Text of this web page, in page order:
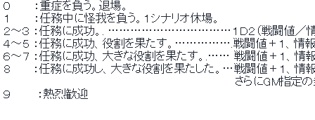
０　　　：重症を負う。退場。
１　　　：任務中に怪我を負う。１シナリオ休場。
２～３ ：任務に成功。. ……………………………１Ｄ２（戦闘値／情
４～５ ：任務に成功、役割を果たす。…………….戦闘値＋１、情報
６～７ ：任務に成功、大きな役割を果たす。.…… 戦闘値＋１、情
８　 　 ：任務に成功し、大きな役割を果たした。…戦闘値＋１、
さらにGM指定の乗務員ス
９　 　　：熱烈歓迎